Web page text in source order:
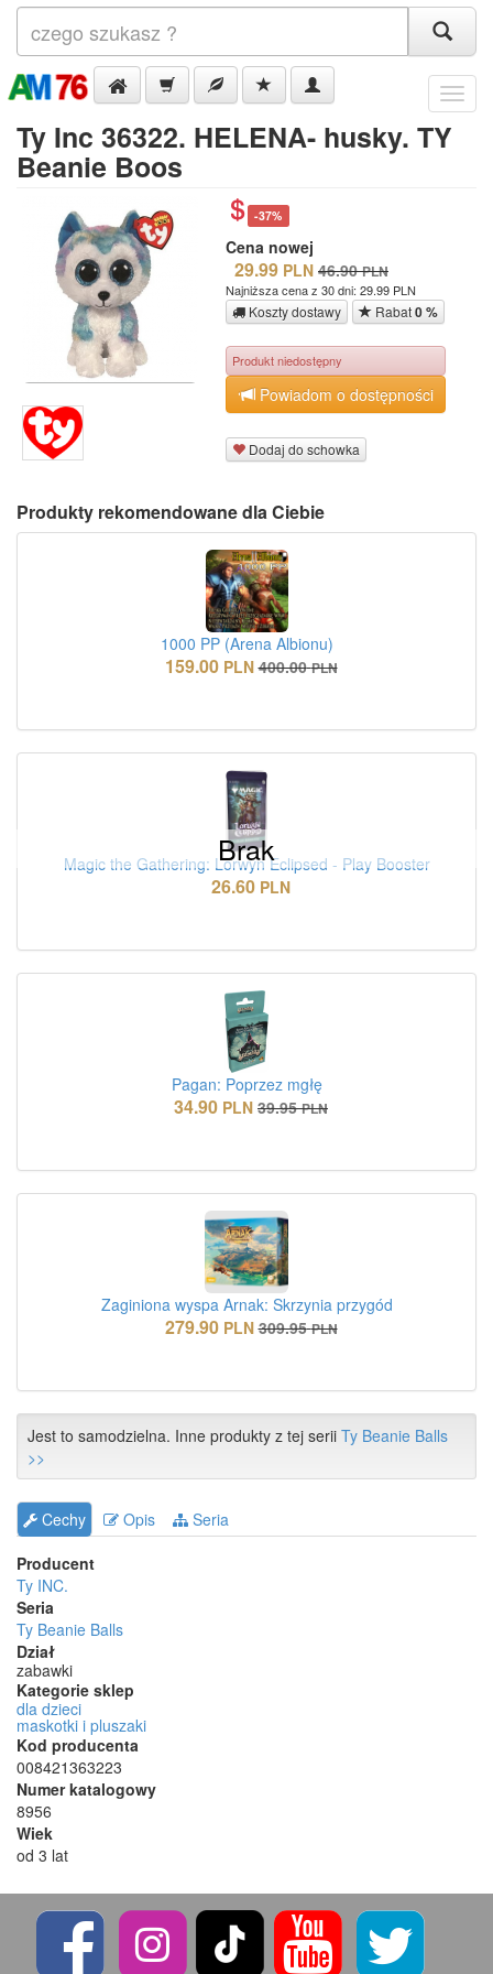
Menu
Ty Inc 36322. HELENA- husky. TY
Beanie Boos
-37%
Cena nowej
29.99 PLN 46.90 PLN
Najniższa cena z 30 dni: 29.99 PLN
Koszty dostawy Rabat0 %
Produkt niedostępny
Powiadom o dostępności
Dodaj do schowka
Produkty rekomendowane dla Ciebie
1000 PP (Arena Albionu)
159.00 PLN 400.00 PLN
Brak
Magic the Gathering: Lorwyn Eclipsed - Play Booster
26.60 PLN
Pagan: Poprzez mgłę
34.90 PLN 39.95 PLN
Zaginiona wyspa Arnak: Skrzynia przygód
279.90 PLN 309.95 PLN
Jest to samodzielna. Inne produkty z tej serii Ty Beanie Balls
>>
Cechy Opis
Seria
Producent
Ty INC.
Seria
Ty Beanie Balls
Dział
zabawki
Kategorie sklep
dla dzieci
maskotki i pluszaki
Kod producenta
008421363223
Numer katalogowy
8956
Wiek
od 3 lat